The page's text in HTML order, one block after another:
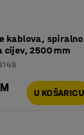
kablova, spiralno
cijev, 2500 mm
U KOŠARICU